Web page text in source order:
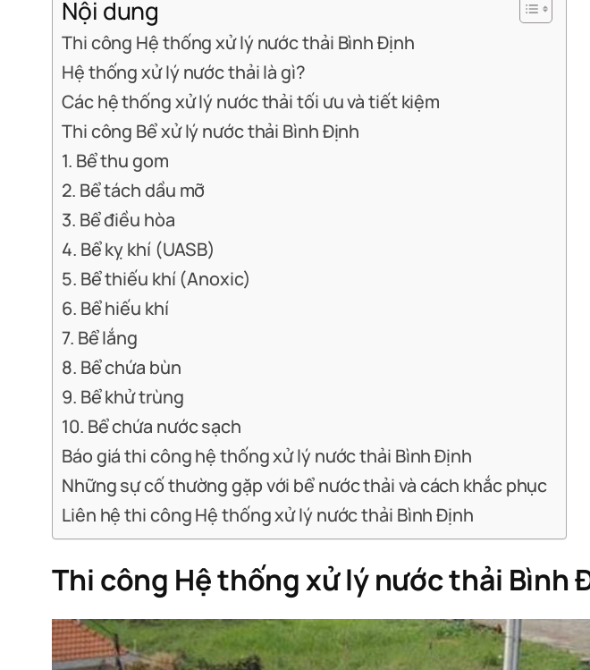
Nội dung
Thi công Hệ thống xử lý nước thải Bình Định
Hệ thống xử lý nước thải là gì?
Các hệ thống xử lý nước thải tối ưu và tiết kiệm
Thi công Bể xử lý nước thải Bình Định
1. Bể thu gom
2. Bể tách dầu mỡ
3. Bể điều hòa
4. Bể kỵ khí (UASB)
5. Bể thiếu khí (Anoxic)
6. Bể hiếu khí
7. Bể lắng
8. Bể chứa bùn
9. Bể khử trùng
10. Bể chứa nước sạch
Báo giá thi công hệ thống xử lý nước thải Bình Định
Những sự cố thường gặp với bể nước thải và cách khắc phục
Liên hệ thi công Hệ thống xử lý nước thải Bình Định
Thi công Hệ thống xử lý nước thải Bình